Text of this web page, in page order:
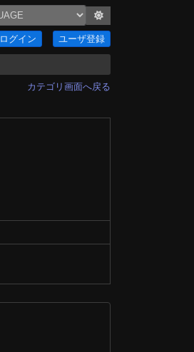
ログイン ユーザ登録
カテゴリ画面へ戻る